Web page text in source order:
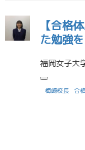
【合格
た勉強
梅崎校長 合